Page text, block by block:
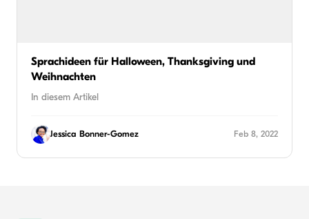
Sprachideen für Halloween, Thanksgiving und
Weihnachten
In diesem Artikel
Jessica Bonner-Gomez Feb 8, 2022